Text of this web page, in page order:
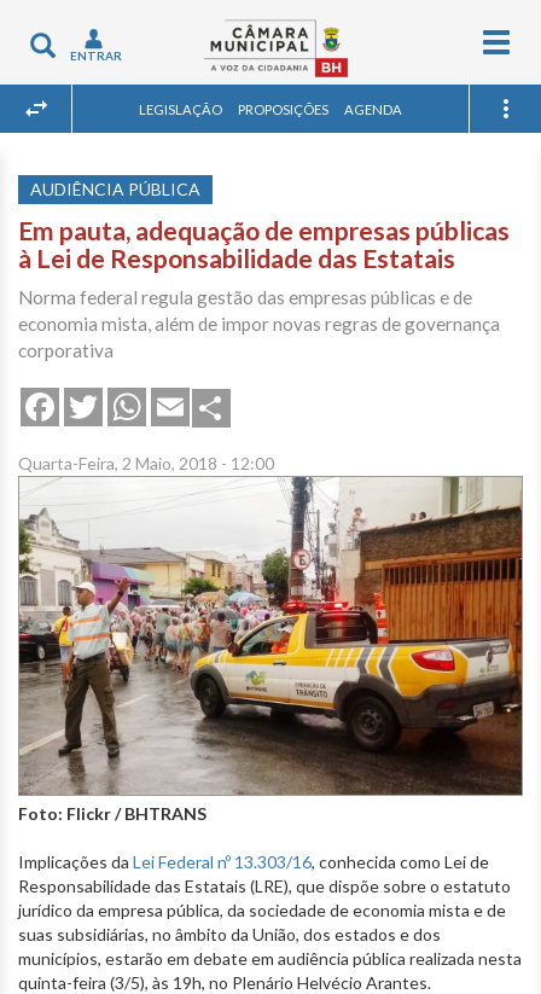
Toggle
navigation
ENTRAR
LEGISLAÇÃO PROPOSIÇÕES AGENDA
AUDIÊNCIA PÚBLICA
Em pauta, adequação de empresas públicas
à Lei de Responsabilidade das Estatais
Norma federal regula gestão das empresas públicas e de
economia mista, além de impor novas regras de governança
corporativa
FacebookTwitterWhatsApp
Email
Quarta-Feira, 2 Maio, 2018 - 12:00
Foto: Flickr / BHTRANS
Implicações da Lei Federal nº 13.303/16, conhecida como Lei de
Responsabilidade das Estatais (LRE), que dispõe sobre o estatuto
jurídico da empresa pública, da sociedade de economia mista e de
suas subsidiárias, no âmbito da União, dos estados e dos
municípios, estarão em debate em audiência pública realizada nesta
quinta-feira (3/5), às 19h, no Plenário Helvécio Arantes.